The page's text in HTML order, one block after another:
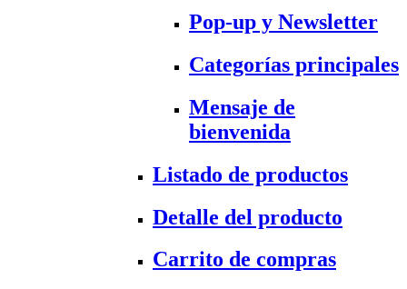
Pop-up y Newsletter
Categorías principales
Mensaje de
bienvenida
Listado de productos
Detalle del producto
Carrito de compras